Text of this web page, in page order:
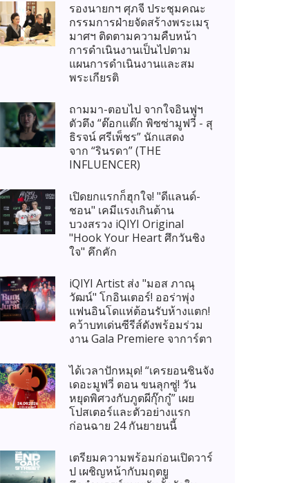
รองนายกฯ ศุภจี ประชุมคณะ
กรรมการฝ่ายจัดสร้างพระเมรุ
มาศฯ ติดตามความคืบหน้า
การดำเนินงานเป็นไปตาม
แผนการดำเนินงานและสม
พระเกียรติ
ถามมา-ตอบไป จากใจอินฟูฯ
ตัวตึง “ต๊อกแต๊ก พิซซ่ามูฟวี่ - สุ
ธิรจน์ ศรีเพ็ชร” นักแสดง
จาก “รินรดา” (THE
INFLUENCER)
เปิดยกแรกก็ฮุกใจ! "ดีแลนด์-
ชอน" เคมีแรงเกินต้าน
บวงสรวง iQIYI Original
"Hook Your Heart ศึกวันชิง
ใจ" คึกคัก
iQIYI Artist ส่ง "มอส ภาณุ
วัฒน์" โกอินเตอร์! ออร่าพุ่ง
แฟนอินโดแห่ต้อนรับห้างแตก!
คว้าบทเด่นซีรีส์ดังพร้อมร่วม
งาน Gala Premiere จาการ์ตา
ได้เวลาปักหมุด! “เครยอนชินจัง
เดอะมูฟวี่ ตอน ขนลุกซู่! วัน
หยุดพิศวงกับภูตผีกุ๊กกู๋” เผย
โปสเตอร์และตัวอย่างแรก
ก่อนฉาย 24 กันยายนนี้
เตรียมความพร้อมก่อนเปิดวาร์
ป เผชิญหน้ากับมฤตยู